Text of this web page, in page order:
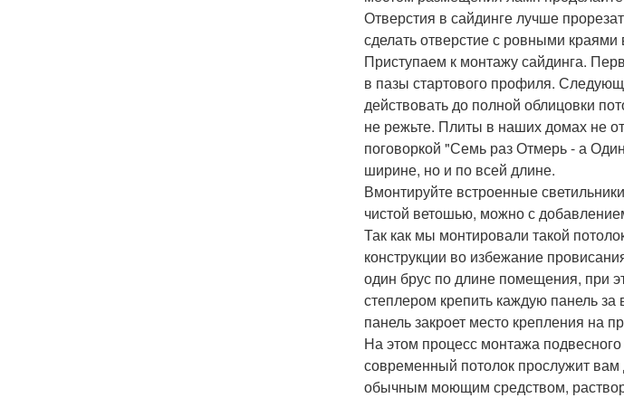
Отверстия в сайдинге лучше
сделать отверстие с ровными
Приступаем к монтажу сайдинга.
в пазы стартового профиля.
действовать до полной облицовки
не режьте. Плиты в наших домах не
поговоркой "Семь раз Отмерь - а
ширине, но и по всей длине.
Вмонтируйте встроенные
чистой ветошью, можно с
Так как мы монтировали такой
конструкции во избежание
один брус по длине помещения, при
степлером крепить каждую панель
панель закроет место крепления на
На этом процесс монтажа
современный потолок прослужит вам
обычным моющим средством,